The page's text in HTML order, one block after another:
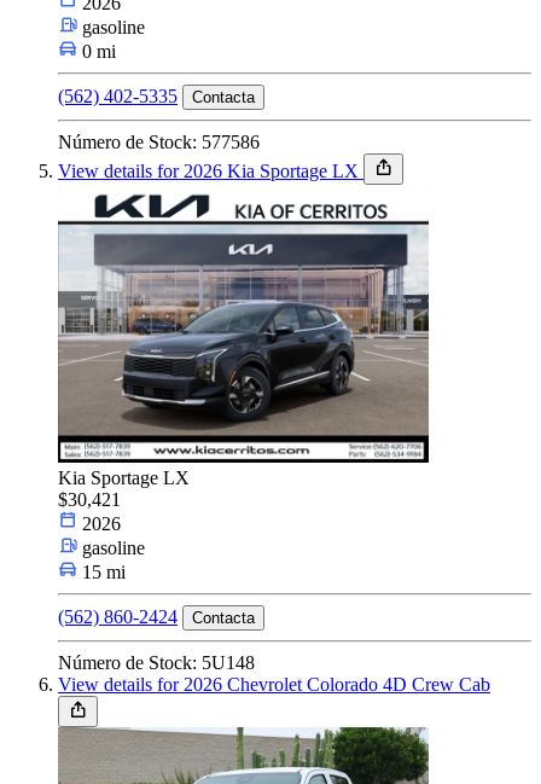
gasoline
0 mi
(562) 402-5335 Contacta
Número de Stock: 577586
View details for 2026 Kia Sportage LX
Kia Sportage LX
$30,421
2026
gasoline
15 mi
(562) 860-2424 Contacta
Número de Stock: 5U148
View details for 2026 Chevrolet Colorado 4D Crew Cab